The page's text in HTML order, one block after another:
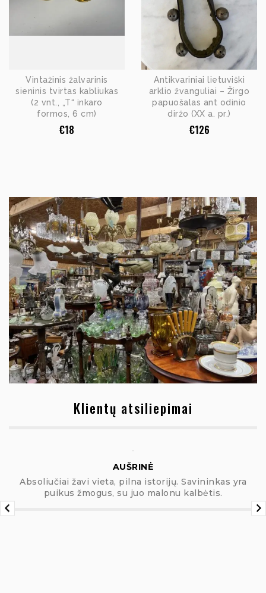
Vintažinis žalvarinis
sieninis tvirtas kabliukas
(2 vnt., „T“ inkaro
formos, 6 cm)
€18
Antikvariniai lietuviški
arklio žvanguliai – Žirgo
papuošalas ant odinio
diržo (XX a. pr.)
€126
Klientų atsiliepimai
Absoliučiai žavi vieta, pilna istorijų. Savininkas yra
puikus žmogus, su juo malonu kalbėtis.
AUŠRINĖ